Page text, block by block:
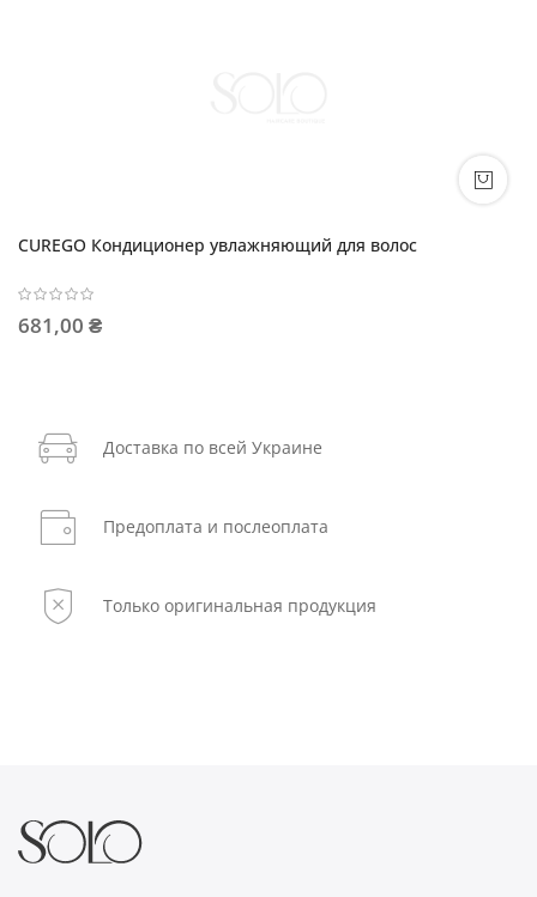
CUREGO Кондиционер увлажняющий для волос
681,00 ₴
Доставка по всей Украине
Предоплата и послеоплата
Только оригинальная продукция